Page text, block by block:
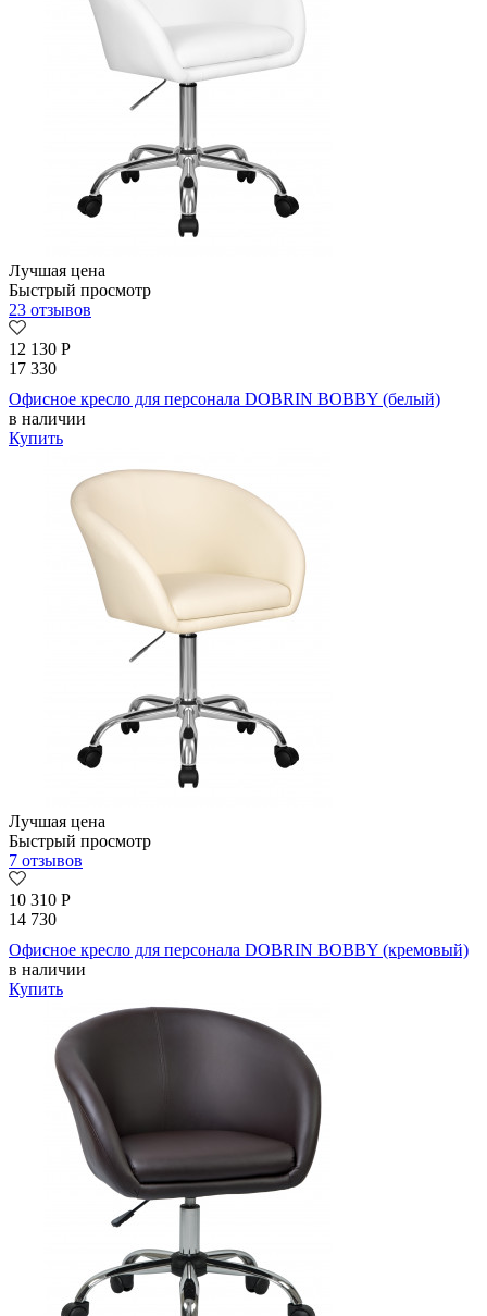
Лучшая цена
Быстрый просмотр
23 отзывов
12 130 Р
17 330
Офисное кресло для персонала DOBRIN BOBBY (белый)
в наличии
Купить
Лучшая цена
Быстрый просмотр
7 отзывов
10 310 Р
14 730
Офисное кресло для персонала DOBRIN BOBBY (кремовый)
в наличии
Купить